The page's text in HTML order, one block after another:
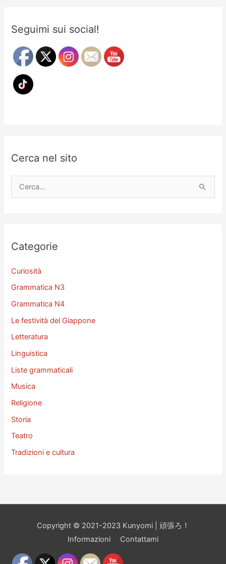
Seguimi sui social!
Cerca nel sito
e
a
Categorie
Curiosità
Grammatica N3
Grammatica N4
Le festività del Giappone
Letteratura
Linguistica
Liste grammaticali
Musica
Religione
Storia
Teatro
Tradizioni e cultura
Copyright © 2021-2023 Kunyomi | 頑張ろ！
Informazioni
Contattami